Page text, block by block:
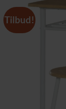
Tilbud!